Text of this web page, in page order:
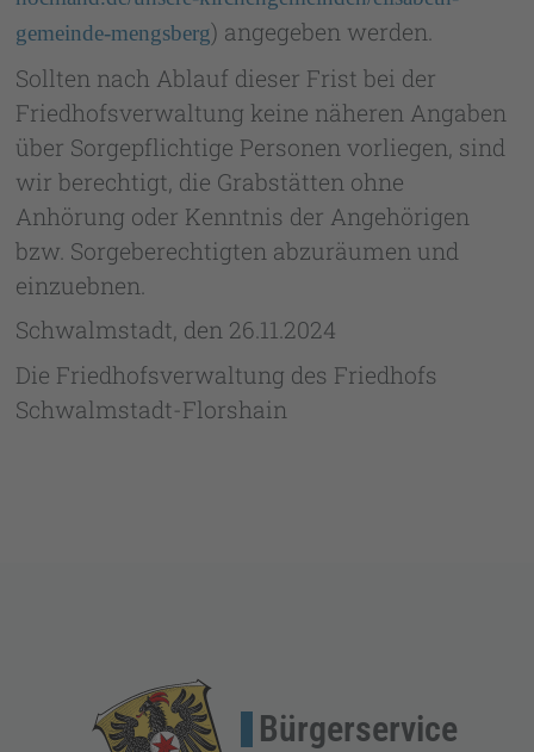
gemeinde-mengsberg) angegeben werden.
Sollten nach Ablauf dieser Frist bei der
Friedhofsverwaltung keine näheren Angaben
über Sorgepflichtige Personen vorliegen, sind
wir berechtigt, die Grabstätten ohne
Anhörung oder Kenntnis der Angehörigen
bzw. Sorgeberechtigten abzuräumen und
einzuebnen.
Schwalmstadt, den 26.11.2024
Die Friedhofsverwaltung des Friedhofs
Schwalmstadt-Florshain
Bürgerservice